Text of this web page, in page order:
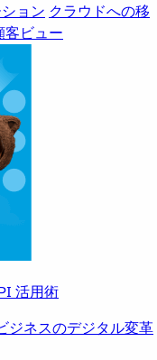
ョン クラウドへの移
客ビュー
活用術
ネスのデジタル変革